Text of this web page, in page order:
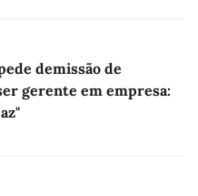
demissão de
gerente em empresa: